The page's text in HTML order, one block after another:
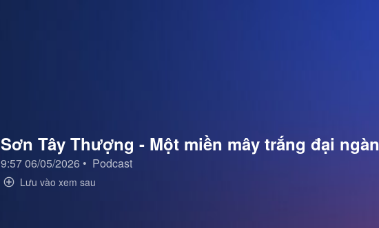
Sơn Tây Thượng - Một miền mây trắng đại ngàn
9:57 06/05/2026 • Podcast
Lưu vào xem sau